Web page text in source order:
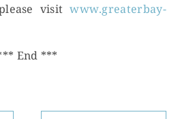
visitwww.greaterbay-
End ***